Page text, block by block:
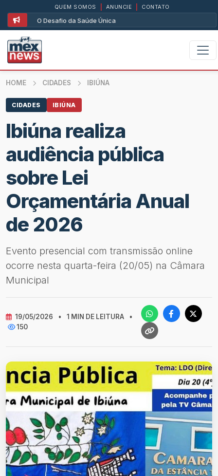
O Desafio da Saúde Única
QUEM SOMOS ANUNCIE CONTATO
HOME CIDADES IBIÚNA
CIDADES IBIÚNA
Ibiúna realiza
audiência pública
sobre Lei
Orçamentária Anual
de 2026
Evento presencial com transmissão online
ocorre nesta quarta-feira (20/05) na Câmara
Municipal
19/05/2026 • 1 MIN DE LEITURA
•
150